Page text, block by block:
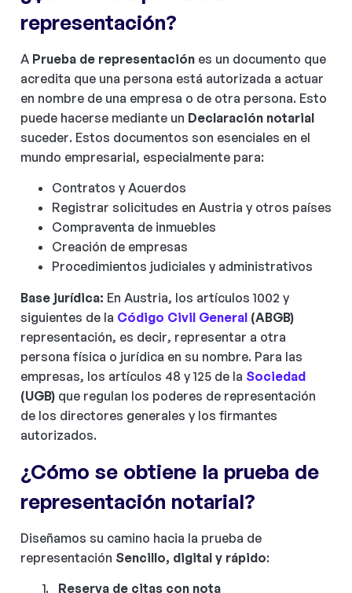
representación?
A Prueba de representación es un documento que
acredita que una persona está autorizada a actuar
en nombre de una empresa o de otra persona. Esto
puede hacerse mediante un Declaración notarial
suceder. Estos documentos son esenciales en el
mundo empresarial, especialmente para:
Contratos y Acuerdos
Registrar solicitudes en Austria y otros países
Compraventa de inmuebles
Creación de empresas
Procedimientos judiciales y administrativos
Base jurídica: En Austria, los artículos 1002 y
siguientes de la Código Civil General (ABGB)
representación, es decir, representar a otra
persona física o jurídica en su nombre. Para las
empresas, los artículos 48 y 125 de la Sociedad
(UGB) que regulan los poderes de representación
de los directores generales y los firmantes
autorizados.
¿Cómo se obtiene la prueba de
representación notarial?
Diseñamos su camino hacia la prueba de
representación Sencillo, digital y rápido:
Reserva de citas con nota